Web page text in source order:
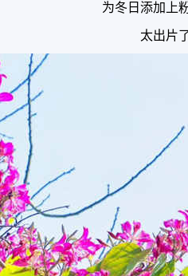
为冬日添加上
太出片